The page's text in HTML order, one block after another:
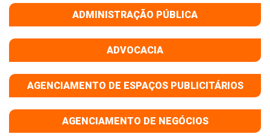
ADMINISTRAÇÃO PÚBLICA
ADVOCACIA
AGENCIAMENTO DE ESPAÇOS PUBLICITÁRIOS
AGENCIAMENTO DE NEGÓCIOS